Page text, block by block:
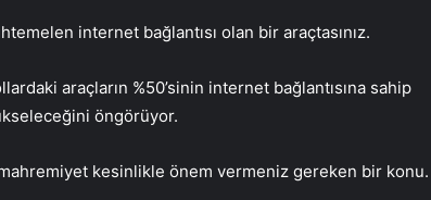
internet bağlantısı olan bir araçtasınız.
araçların %50’sinin internet bağlantısına sahip
öngörüyor.
kesinlikle önem vermeniz gereken bir konu.